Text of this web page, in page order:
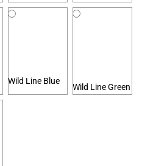
Wild Line Blue
Wild Line Green